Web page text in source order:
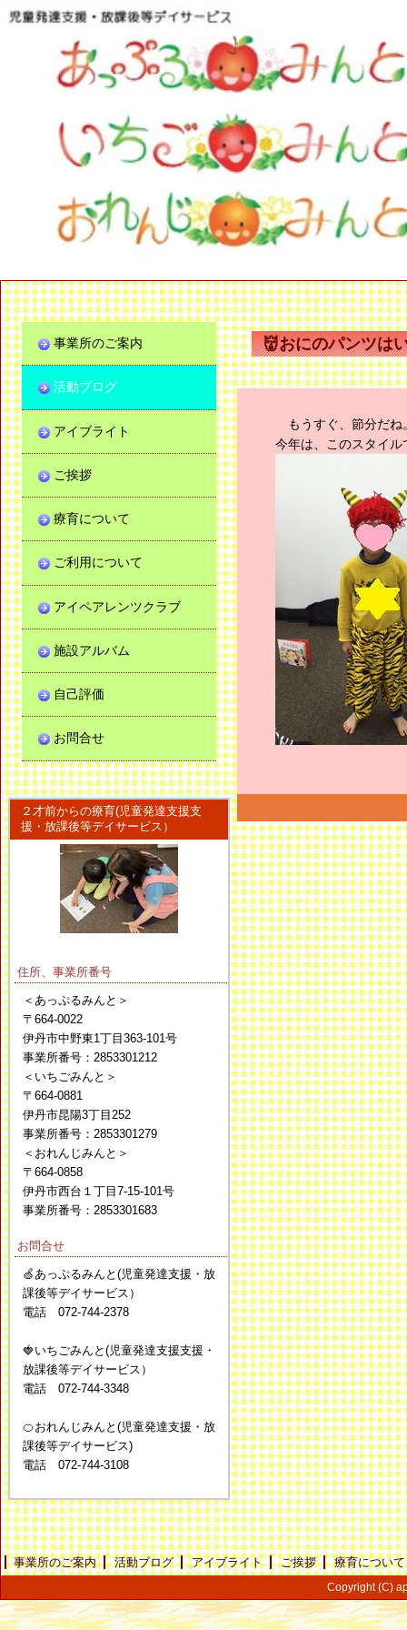
👹おにのパンツは
もうすぐ、節分だね
今年は、このスタイ
事業所のご案内
活動ブログ
アイブライト
ご挨拶
療育について
ご利用について
アイペアレンツクラブ
施設アルバム
自己評価
お問合せ
２才前からの療育(児童発達支援支
援・放課後等デイサービス）
住所、事業所番号
＜あっぷるみんと＞
〒664-0022
伊丹市中野東1丁目363-101号
事業所番号：2853301212
＜いちごみんと＞
〒664-0881
伊丹市昆陽3丁目252
事業所番号：2853301279
＜おれんじみんと＞
〒664-0858
伊丹市西台１丁目7-15-101号
事業所番号：2853301683
お問合せ
🍏あっぷるみんと(児童発達支援・放
課後等デイサービス）
電話 072-744-2378
🍓いちごみんと(児童発達支援支援・
放課後等デイサービス）
電話 072-744-3348
🍊おれんじみんと(児童発達支援・放
課後等デイサービス)
電話 072-744-3108
事業所のご案内 活動ブログ アイブライト ご挨拶 療育について
Copyright (C)